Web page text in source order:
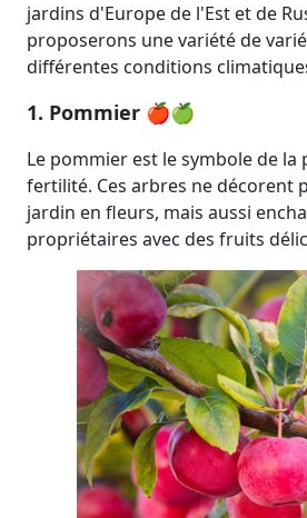
jardins d'Europe de l'Est et de
proposerons une variété de
différentes conditions
1. Pommier 🍎🍏
Le pommier est le symbole de
fertilité. Ces arbres ne décorent
jardin en fleurs, mais aussi
propriétaires avec des fruits